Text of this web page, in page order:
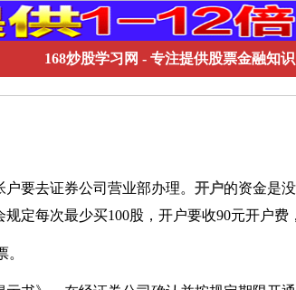
168炒股学习网 - 专注提供股票金融知识
户要去证券公司 营业部办理。 开户的资金是
规定每次最少买100股，开户要收90元开户费
。